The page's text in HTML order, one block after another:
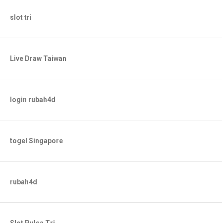
slot tri
Live Draw Taiwan
login rubah4d
togel Singapore
rubah4d